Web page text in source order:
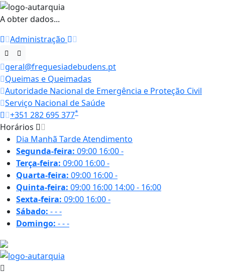
A obter dados...
Administração
geral@freguesiadebudens.pt
Queimas e Queimadas
Autoridade Nacional de Emergência e Proteção Civil
Serviço Nacional de Saúde
+351 282 695 377*
Horários
Dia Manhã TardeAtendimento
Segunda-feira: 09:00 16:00-
Terça-feira: 09:00 16:00-
Quarta-feira: 09:00 16:00-
Quinta-feira: 09:00 16:00 14:00 - 16:00
Sexta-feira: 09:00 16:00-
Sábado: ---
Domingo: ---